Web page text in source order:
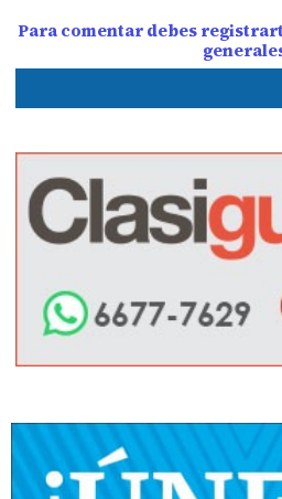
Para comentar debes